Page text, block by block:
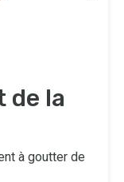
de la
à goutter de